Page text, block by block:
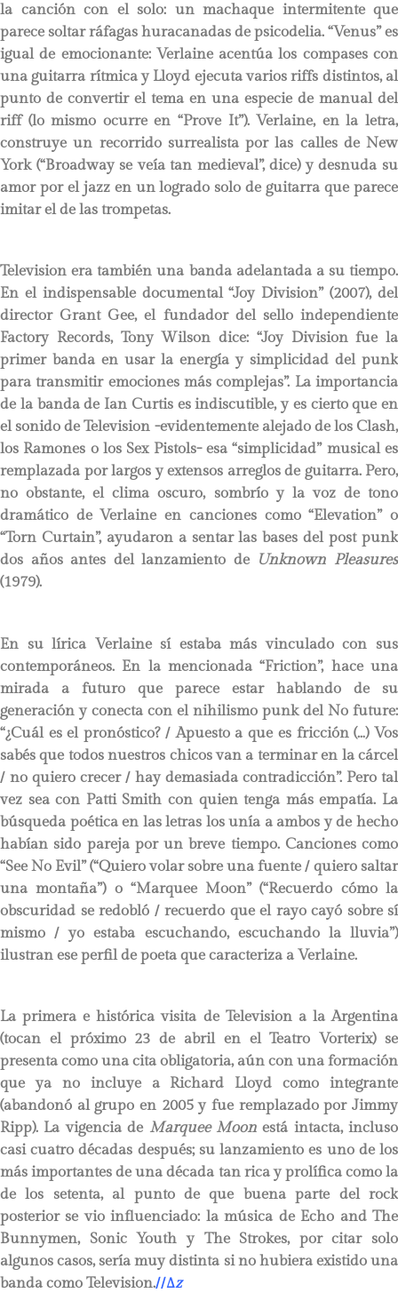
la canción con el solo: un machaque intermitente que
parece soltar ráfagas huracanadas de psicodelia. “Venus” es
igual de emocionante: Verlaine acentúa los compases con
una guitarra rítmica y Lloyd ejecuta varios riffs distintos, al
punto de convertir el tema en una especie de manual del
riff (lo mismo ocurre en “Prove It”). Verlaine, en la letra,
construye un recorrido surrealista por las calles de New
York (“Broadway se veía tan medieval”, dice) y desnuda su
amor por el jazz en un logrado solo de guitarra que parece
imitar el de las trompetas.
Television era también una banda adelantada a su tiempo.
En el indispensable documental “Joy Division” (2007), del
director Grant Gee, el fundador del sello independiente
Factory Records, Tony Wilson dice: “Joy Division fue la
primer banda en usar la energía y simplicidad del punk
para transmitir emociones más complejas”. La importancia
de la banda de Ian Curtis es indiscutible, y es cierto que en
el sonido de Television -evidentemente alejado de los Clash,
los Ramones o los Sex Pistols- esa “simplicidad” musical es
remplazada por largos y extensos arreglos de guitarra. Pero,
no obstante, el clima oscuro, sombrío y la voz de tono
dramático de Verlaine en canciones como “Elevation” o
“Torn Curtain”, ayudaron a sentar las bases del post punk
dos años antes del lanzamiento de Unknown Pleasures
(1979).
En su lírica Verlaine sí estaba más vinculado con sus
contemporáneos. En la mencionada “Friction”, hace una
mirada a futuro que parece estar hablando de su
generación y conecta con el nihilismo punk del No future:
“¿Cuál es el pronóstico? / Apuesto a que es fricción (…) Vos
sabés que todos nuestros chicos van a terminar en la cárcel
/ no quiero crecer / hay demasiada contradicción”. Pero tal
vez sea con Patti Smith con quien tenga más empatía. La
búsqueda poética en las letras los unía a ambos y de hecho
habían sido pareja por un breve tiempo. Canciones como
“See No Evil” (“Quiero volar sobre una fuente / quiero saltar
una montaña”) o “Marquee Moon” (“Recuerdo cómo la
obscuridad se redobló / recuerdo que el rayo cayó sobre sí
mismo / yo estaba escuchando, escuchando la lluvia”)
ilustran ese perfil de poeta que caracteriza a Verlaine.
La primera e histórica visita de Television a la Argentina
(tocan el próximo 23 de abril en el Teatro Vorterix) se
presenta como una cita obligatoria, aún con una formación
que ya no incluye a Richard Lloyd como integrante
(abandonó al grupo en 2005 y fue remplazado por Jimmy
Ripp). La vigencia de Marquee Moonestá intacta, incluso
casi cuatro décadas después; su lanzamiento es uno de los
más importantes de una década tan rica y prolífica como la
de los setenta, al punto de que buena parte del rock
posterior se vio influenciado: la música de Echo and The
Bunnymen, Sonic Youth y The Strokes, por citar solo
algunos casos, sería muy distinta si no hubiera existido una
banda como Television.//∆z